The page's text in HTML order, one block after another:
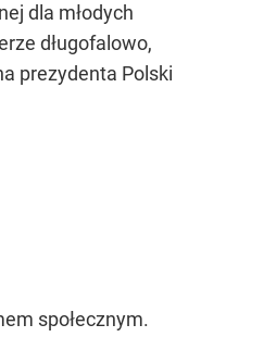
dla młodych
długofalowo,
prezydenta Polski
społecznym.